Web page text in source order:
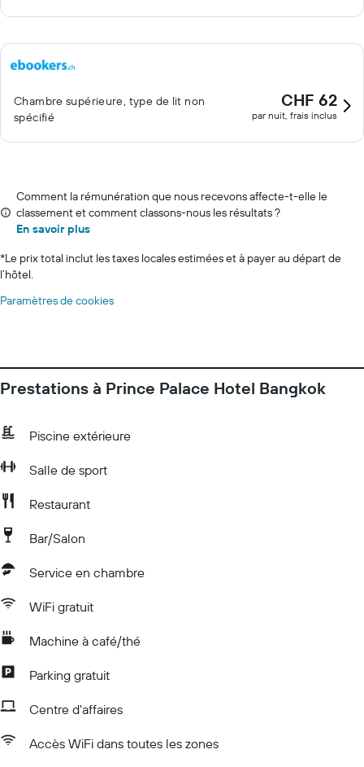
Chambre supérieure, type de lit non
spécifié
CHF 62
par nuit, frais inclus
Comment la rémunération que nous recevons affecte-t-elle le
classement et comment classons-nous les résultats ?
En savoir plus
*Le prix total inclut les taxes locales estimées et à payer au départ de
l’hôtel.
Paramètres de cookies
Prestations à Prince Palace Hotel Bangkok
Piscine extérieure
Salle de sport
Restaurant
Bar/Salon
Service en chambre
WiFi gratuit
Machine à café/thé
Parking gratuit
Centre d'affaires
Accès WiFi dans toutes les zones